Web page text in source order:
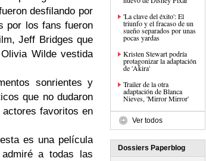
desfilando por
por los fans fueron
Jeff Bridges que
Olivia Wildevestida
sonrientes y
que no dudaron
favoritos en
es una película
a todas las
'La clave del éxito': El
triunfo y el fracaso de un
sueño separados por unas
pocas yardas
Kristen Stewart podría
protagonizar la adaptación
de 'Akira'
Trailer de la otra
adaptación de Blanca
Nieves, 'Mirror Mirror'
Ver todos
Dossiers Paperblog